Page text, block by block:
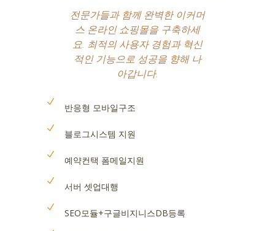
전문가들과 함께 완벽한 이커머
스 온라인 쇼핑몰을 구축하세
요. 최적의 사용자 경험과 혁신
적인 기능으로 성공을 향해 나
아갑니다.
반응형 모바일구조
블로그시스템 지원
예약컨택 폼메일지원
서버 셋업대행
SEO모듈+구글비지니스DB등록